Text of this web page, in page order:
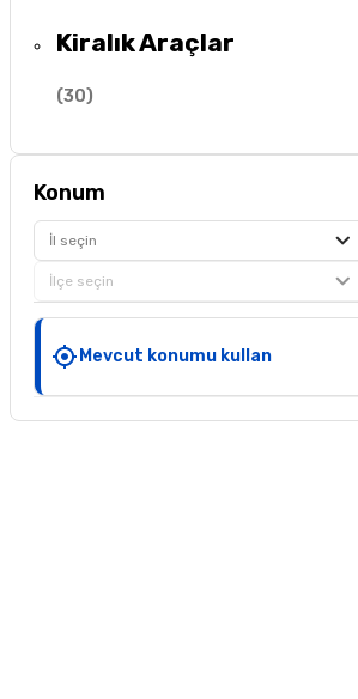
Kiralık Araçlar
(30)
Konum
İl seçin
İlçe seçin
Mevcut konumu kullan